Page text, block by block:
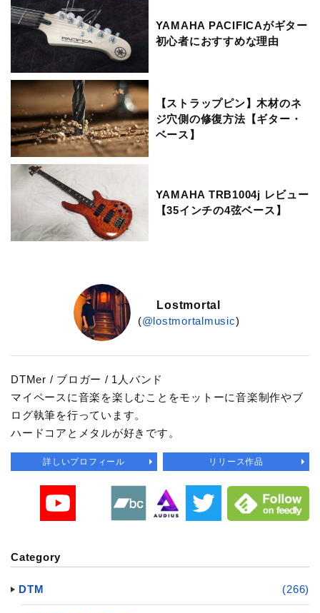
YAMAHA PACIFICAがギター
初心者におすすめな理由
【ストラップピン】木材のネ
ジ穴側の修復方法【ギター・
ベース】
YAMAHA TRB1004j レビュー
【35インチの4弦ベース】
Lostmortal
(@lostmortalmusic)
DTMer / ブロガー / 1人バンド
マイペースに音楽を楽しむことをモットーに音楽制作やブ
ログ執筆を行っています。
ハードコアとメタルが好きです。
詳しいプロフィール リリース作品
Category
DTM (266)